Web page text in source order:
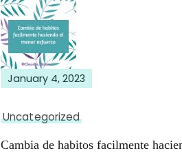
Post
Navigation
January 4, 2023
Uncategorized
Cambia de habitos facilmente